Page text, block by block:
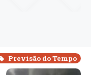
Previsão do Tempo